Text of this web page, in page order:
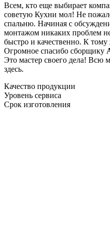
Всем, кто еще выбирает
советую Кухни мол! Не
спальню. Начиная с
монтажом никаких проблем
быстро и качественно. К
Огромное спасибо сборщику
Это мастер своего дела! Всю
здесь.
Качество продукции
Уровень сервиса
Срок изготовления